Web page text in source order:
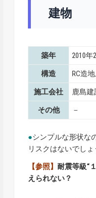
建物
築年 2010
構造 RC造
施工会社 鹿島建
その他 －
●シンプルな形状な
リスクはないでしょ
【参照】耐震等級“
えられない？